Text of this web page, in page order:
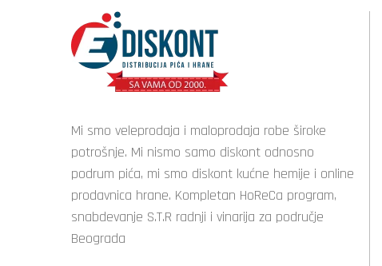
Mi smo veleprodaja i maloprodaja robe široke
potrošnje. Mi nismo samo diskont odnosno
podrum pića, mi smo diskont kućne hemije i online
prodavnica hrane. Kompletan HoReCa program,
snabdevanje S.T.R radnji i vinarija za područje
Beograda